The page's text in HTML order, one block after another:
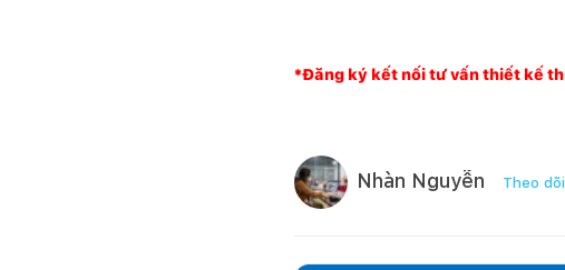
*Đăng ký kết nối tư vấn thiết kế
Nhàn Nguyễn Theo dõi